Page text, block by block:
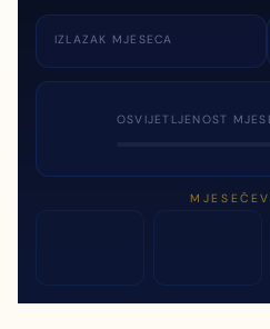
IZLAZAK MJESECA
OSVIJETLJENOST